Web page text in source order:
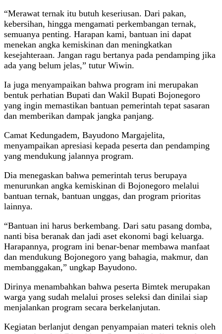
“Merawat ternak itu butuh keseriusan. Dari pakan,
kebersihan, hingga mengamati perkembangan ternak,
semuanya penting. Harapan kami, bantuan ini dapat
menekan angka kemiskinan dan meningkatkan
kesejahteraan. Jangan ragu bertanya pada pendamping jika
ada yang belum jelas,” tutur Wiwin.
Ia juga menyampaikan bahwa program ini merupakan
bentuk perhatian Bupati dan Wakil Bupati Bojonegoro
yang ingin memastikan bantuan pemerintah tepat sasaran
dan memberikan dampak jangka panjang.
Camat Kedungadem, Bayudono Margajelita,
menyampaikan apresiasi kepada peserta dan pendamping
yang mendukung jalannya program.
Dia menegaskan bahwa pemerintah terus berupaya
menurunkan angka kemiskinan di Bojonegoro melalui
bantuan ternak, bantuan unggas, dan program prioritas
lainnya.
“Bantuan ini harus berkembang. Dari satu pasang domba,
nanti bisa beranak dan jadi aset ekonomi bagi keluarga.
Harapannya, program ini benar-benar membawa manfaat
dan mendukung Bojonegoro yang bahagia, makmur, dan
membanggakan,” ungkap Bayudono.
Dirinya menambahkan bahwa peserta Bimtek merupakan
warga yang sudah melalui proses seleksi dan dinilai siap
menjalankan program secara berkelanjutan.
Kegiatan berlanjut dengan penyampaian materi teknis oleh